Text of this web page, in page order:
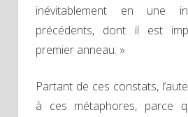
inévitablement en une
précédents, dont il est
premier anneau. »
Partant de ces constats,
à ces métaphores, parce